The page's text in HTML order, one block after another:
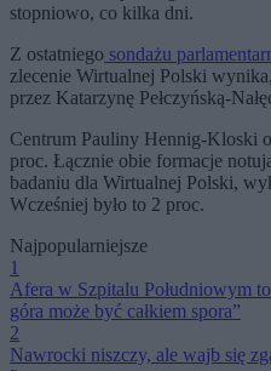
stopniowo, co kilka dni.
Z ostatniego sondażu
zlecenie Wirtualnej Polski
przez Katarzynę Pełczyńską-
Centrum Pauliny Hennig-Kloski
proc. Łącznie obie formacje
badaniu dla Wirtualnej Polski,
Wcześniej było to 2 proc.
Najpopularniejsze
1
Afera w Szpitalu Południowym
góra może być całkiem spora”
2
Nawrocki niszczy, ale wajb się